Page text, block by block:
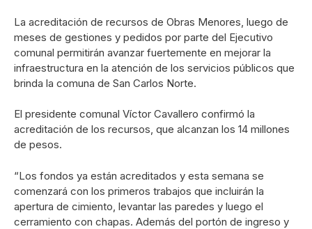
La acreditación de recursos de Obras Menores, luego de
meses de gestiones y pedidos por parte del Ejecutivo
comunal permitirán avanzar fuertemente en mejorar la
infraestructura en la atención de los servicios públicos que
brinda la comuna de San Carlos Norte.
El presidente comunal Víctor Cavallero confirmó la
acreditación de los recursos, que alcanzan los 14 millones
de pesos.
“Los fondos ya están acreditados y esta semana se
comenzará con los primeros trabajos que incluirán la
apertura de cimiento, levantar las paredes y luego el
cerramiento con chapas. Además del portón de ingreso y